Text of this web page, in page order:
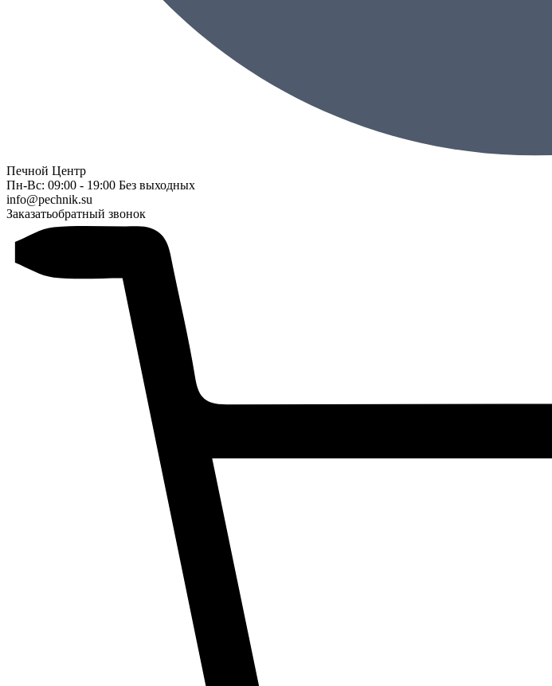
Печной Центр
Пн-Вс: 09:00 - 19:00 Без выходных
info@pechnik.su
Заказатьобратный звонок